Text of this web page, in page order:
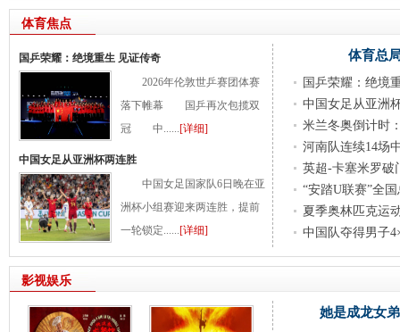
体育焦点
国乒荣耀：绝境重生 见证传奇
2026年伦敦世乒赛团体赛
落下帷幕 国乒再次包揽双
冠 中......[详细]
中国女足从亚洲杯两连胜
中国女足国家队6日晚在亚
洲杯小组赛迎来两连胜，提前
一轮锁定......[详细]
体育总
国乒荣耀：绝境
中国女足从亚洲
米兰冬奥倒计时
河南队连续14场
英超-卡塞米罗破
“安踏U联赛”全
夏季奥林匹克运
中国队夺得男子
影视娱乐
她是成龙女